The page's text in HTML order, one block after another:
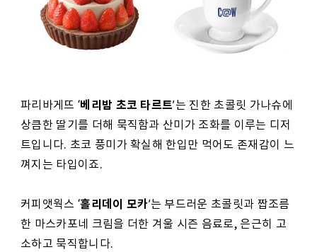
파리바게뜨 ‘베리밤 초코 타르트’는 진한 초콜릿 가나슈에
상큼한 딸기를 더해 묵직함과 산미가 조화를 이루는 디저
트입니다. 초코 풍미가 확실해 한입만 먹어도 존재감이 느
껴지는 타입이죠.
커피앳웍스 ‘홀리데이 모카’는 부드러운 초콜릿과 짭조름
한 마스카포네 크림을 더한 겨울 시즌 음료로, 은근히 고
소하고 묵직합니다.